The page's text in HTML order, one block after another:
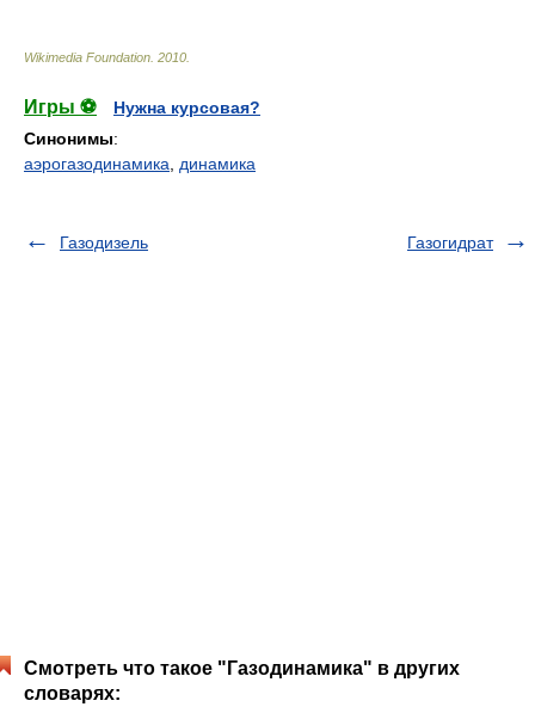
Wikimedia Foundation 2010
Игры ⚽
Нужна курсовая?
Синонимы:
аэрогазодинамика
динамика
Газодизель Газогидрат
Смотреть что такое "Газодинамика" в других
словарях: